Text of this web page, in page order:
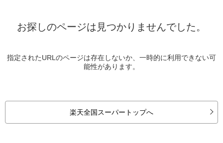
お探しのページは見つかりませんでした。
指定されたURLのページは存在しないか、一時的に利用できない可
能性があります。
楽天全国スーパートップへ